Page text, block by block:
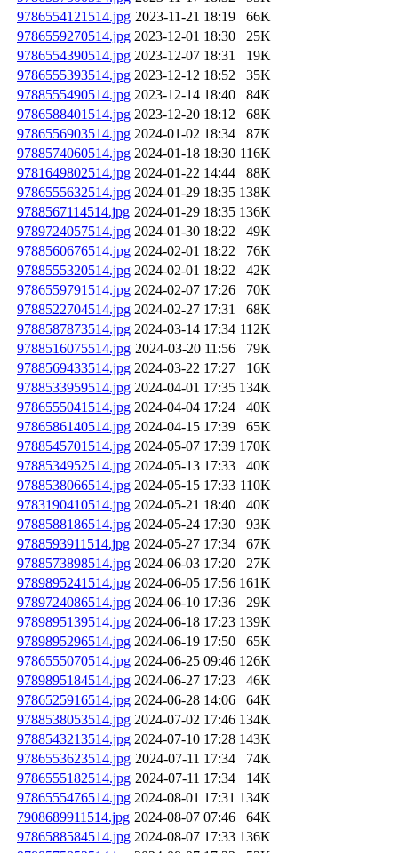
9786554121514.jpg 2023-11-21 18:19
66K
9786559270514.jpg 2023-12-01 18:30
25K
9786554390514.jpg 2023-12-07 18:31
19K
9786555393514.jpg 2023-12-12 18:52
35K
9788555490514.jpg 2023-12-14 18:40
84K
9786588401514.jpg 2023-12-20 18:12
68K
9786556903514.jpg 2024-01-02 18:34
87K
9788574060514.jpg 2024-01-18 18:30 116K
9781649802514.jpg 2024-01-22 14:44
88K
9786555632514.jpg 2024-01-29 18:35 138K
9788567114514.jpg 2024-01-29 18:35 136K
9789724057514.jpg 2024-01-30 18:22
49K
9788560676514.jpg 2024-02-01 18:22
76K
9788555320514.jpg 2024-02-01 18:22
42K
9786559791514.jpg 2024-02-07 17:26
70K
9788522704514.jpg 2024-02-27 17:31
68K
9788587873514.jpg 2024-03-14 17:34 112K
9788516075514.jpg 2024-03-20 11:56
79K
9788569433514.jpg 2024-03-22 17:27
16K
9788533959514.jpg 2024-04-01 17:35 134K
9786555041514.jpg 2024-04-04 17:24
40K
9786586140514.jpg 2024-04-15 17:39
65K
9788545701514.jpg 2024-05-07 17:39 170K
9788534952514.jpg 2024-05-13 17:33
40K
9788538066514.jpg 2024-05-15 17:33 110K
9783190410514.jpg 2024-05-21 18:40
40K
9788588186514.jpg 2024-05-24 17:30
93K
9788593911514.jpg 2024-05-27 17:34
67K
9788573898514.jpg 2024-06-03 17:20
27K
9789895241514.jpg 2024-06-05 17:56 161K
9789724086514.jpg 2024-06-10 17:36
29K
9789895139514.jpg 2024-06-18 17:23 139K
9789895296514.jpg 2024-06-19 17:50
65K
9786555070514.jpg 2024-06-25 09:46 126K
9789895184514.jpg 2024-06-27 17:23
46K
9786525916514.jpg 2024-06-28 14:06
64K
9788538053514.jpg 2024-07-02 17:46 134K
9788543213514.jpg 2024-07-10 17:28 143K
9786553623514.jpg 2024-07-11 17:34
74K
9786555182514.jpg 2024-07-11 17:34
14K
9786555476514.jpg 2024-08-01 17:31 134K
7908689911514.jpg 2024-08-07 07:46
64K
9786588584514.jpg 2024-08-07 17:33 136K